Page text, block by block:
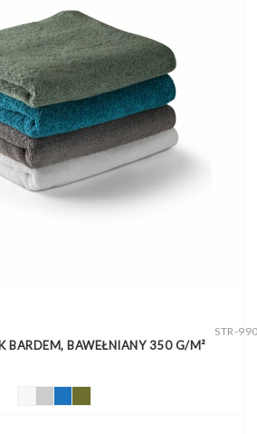
STR-
BARDEM, BAWEŁNIANY 350 G/M²